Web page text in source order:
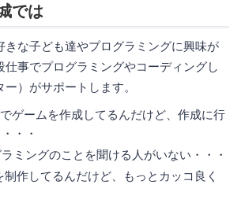
では
きな子ども達やプログラミングに興味が
仕事でプログラミングやコーディングし
）がサポートします。
ゲームを作成してるんだけど、作成に行
・・
ミングのことを聞ける人がいない・・・
作してるんだけど、もっとカッコ良く